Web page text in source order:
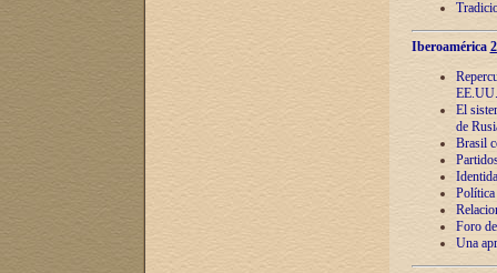
Iberoamérica
EE.UU.
El
de
Brasil
Política
Foro
Una